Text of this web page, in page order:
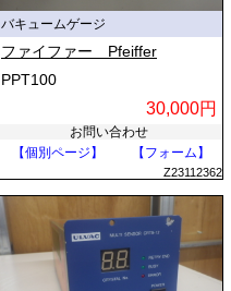
バキュームゲージ
ファイファー Pfeiffer
PPT100
30,000円
お問い合わせ
【個別ページ】
【フォーム】
Z23112362